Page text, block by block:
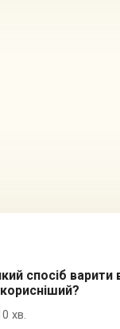
спосіб варити
хв.